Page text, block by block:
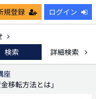
規登録 ログイン
検索
詳細検索
座
移転方法とは」